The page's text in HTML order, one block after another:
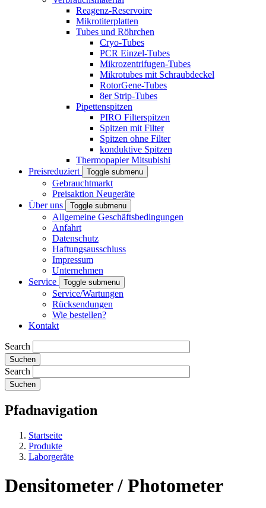
Reagenz-Reservoire
Mikrotiterplatten
Tubes und Röhrchen
Cryo-Tubes
PCR Einzel-Tubes
Mikrozentrifugen-Tubes
Mikrotubes mit Schraubdeckel
RotorGene-Tubes
8er Strip-Tubes
Pipettenspitzen
PIRO Filterspitzen
Spitzen mit Filter
Spitzen ohne Filter
konduktive Spitzen
Thermopapier Mitsubishi
Preisreduziert
Toggle submenu
Gebrauchtmarkt
Preisaktion Neugeräte
Über uns
Toggle submenu
Allgemeine Geschäftsbedingungen
Anfahrt
Datenschutz
Haftungsausschluss
Impressum
Unternehmen
Service
Toggle submenu
Service/Wartungen
Rücksendungen
Wie bestellen?
Kontakt
Search
Search
Pfadnavigation
Startseite
Produkte
Laborgeräte
Densitometer / Photometer